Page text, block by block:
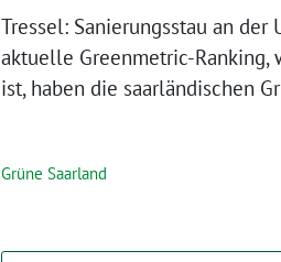
Tressel: Sanierungsstau an
aktuelle Greenmetric-Ranking,
ist, haben die saarländischen
Grüne Saarland